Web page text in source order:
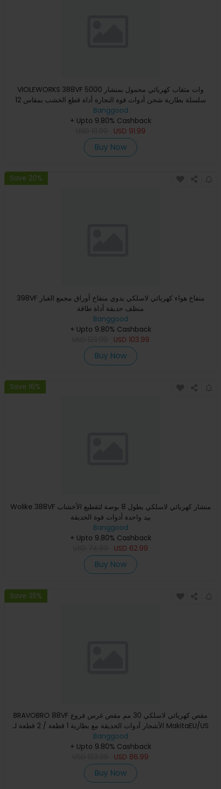
VIOLEWORKS 388VF 5000 وات مثقاب كهربائي محمول بمنشار
سلسلة بطارية شحن أدوات قوة النجارة أداة قطع الخشب بمقاس 12
بوصة مع
Banggood
+ Upto 9.80% Cashback
USD 91.99
Buy Now
Save 20%
398VF منفاخ هواء كهربائي لاسلكي يدوي منفاخ أوراق مجمع الغبار
منظف حديقة أداة طاقة
Banggood
+ Upto 9.80% Cashback
USD 103.99
Buy Now
Save 16%
Wolike 388VF منشار كهربائي لاسلكي بطول 8 بوصة لتقطيع الأخشاب
بيد واحدة أدوات قوة الحديقة
Banggood
+ Upto 9.80% Cashback
USD 62.99
Buy Now
Save 35%
BRAVOBRO 88VF مقص كهربائي لاسلكي 30 مم مقص غرس فروع
الأشجار أدوات الحديقة مع بطارية 1 قطعة / 2 قطعة لـ MakitaEU/US
Plug
Banggood
+ Upto 9.80% Cashback
USD 86.99
Buy Now